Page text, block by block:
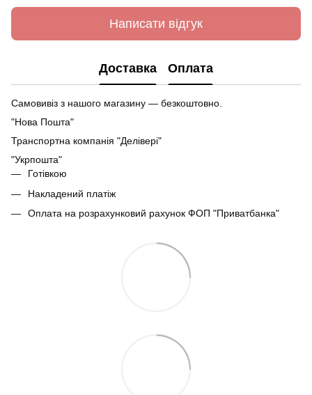
Написати відгук
Доставка Оплата
Самовивіз з нашого магазину — безкоштовно.
"Нова Пошта"
Транспортна компанія "Делівері"
"Укрпошта"
Готівкою
Накладений платіж
Оплата на розрахунковий рахунок ФОП "Приватбанка"